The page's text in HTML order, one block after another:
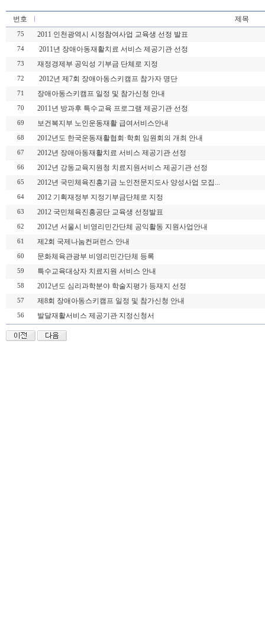
번호 제목
75 2011 인천광역시 시정참여사업 교육생 선정 발표
74 2011년 장애아동재활치료 서비스 제공기관 선정
73 재정경제부 공익성 기부금 단체로 지정
72 2012년 제7회 장애아동스키캠프 참가자 명단
71 장애아동스키캠프 일정 및 참가신청 안내
70 2011년 방과후 특수교육 프로그램 제공기관 선정
69 보건복지부 노인운동재활 급여서비스안내
68 2012년도 한국운동재활협회·학회 임원회의 개최 안내
67 2012년 장애아동재활치료 서비스 제공기관 선정
66 2012년 강동교육지원청 치료지원서비스 제공기관 선정
65 2012년 국민체육진흥기금 노인전문지도사 양성사업 모집...
64 2012 기획재정부 지정기부금단체로 지정
63 2012 국민체육진흥공단 교육생 선정발표
62 2012년 서울시 비영리민간단체 공익활동 지원사업안내
61 제2회 국제나눔컨퍼런스 안내
60 문화체육관광부 비영리민간단체 등록
59 특수교육대상자 치료지원 서비스 안내
58 2012년도 심리과학분야 학술지평가 등재지 선정
57 제8회 장애아동스키캠프 일정 및 참가신청 안내
56 발달재활서비스 제공기관 지정신청서